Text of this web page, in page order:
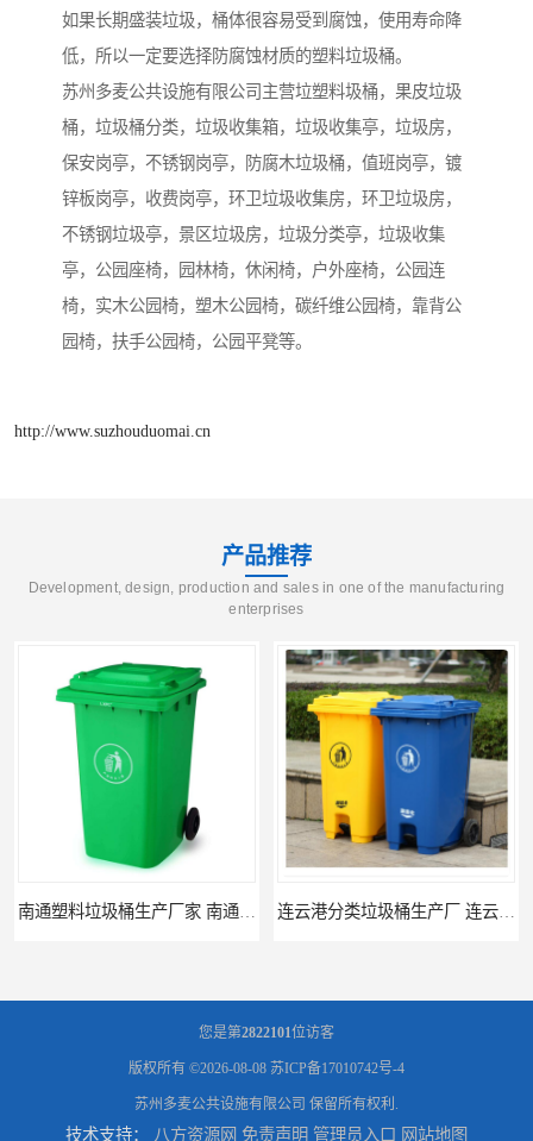
如果长期盛装垃圾，桶体很容易受到腐蚀，使用寿命降
低，所以一定要选择防腐蚀材质的塑料垃圾桶。
苏州多麦公共设施有限公司主营垃塑料圾桶，果皮垃圾
桶，垃圾桶分类，垃圾收集箱，垃圾收集亭，垃圾房，
保安岗亭，不锈钢岗亭，防腐木垃圾桶，值班岗亭，镀
锌板岗亭，收费岗亭，环卫垃圾收集房，环卫垃圾房，
不锈钢垃圾亭，景区垃圾房，垃圾分类亭，垃圾收集
亭，公园座椅，园林椅，休闲椅，户外座椅，公园连
椅，实木公园椅，塑木公园椅，碳纤维公园椅，靠背公
园椅，扶手公园椅，公园平凳等。
http://www.suzhouduomai.cn
产品推荐
Development, design, production and sales in one of the manufacturing
enterprises
您是第2822101位访客
版权所有 ©2026-08-08 苏ICP备17010742号-4
苏州多麦公共设施有限公司 保留所有权利.
技术支持： 八方资源网 免责声明 管理员入口 网站地图